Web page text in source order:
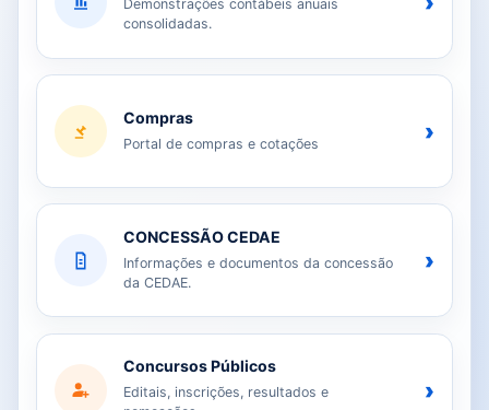
Demonstrações contábeis anuais
consolidadas.
Compras
Portal de compras e cotações ›
CONCESSÃO CEDAE
Informações e documentos da concessão
da CEDAE.
›
Concursos Públicos
Editais, inscrições, resultados e
›